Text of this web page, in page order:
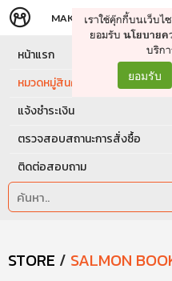
จัดการรถเข็น ดำเนินการ
MAKERS STORE
เราใช้คุ๊กกี้บนเว็บไ
ยอมรับ นโยบายค
บริก
ยอมรับ
หน้าแรก
หมวดหมู่สินค้า
แจ้งชำระเงิน
ตรวจสอบสถานะการสั่งซื้อ
ติดต่อสอบถาม
STORE / SALMON